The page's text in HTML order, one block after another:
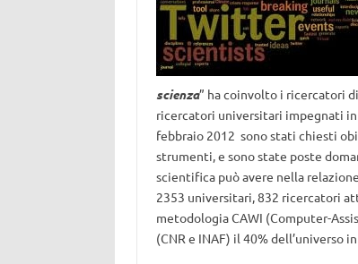
scienza” ha coinvolto i ricercatori
ricercatori universitari impegnati
febbraio 2012 sono stati chiesti
strumenti, e sono state poste
scientifica può avere nella
2353 universitari, 832 ricercatori
metodologia CAWI (Computer-
(CNR e INAF) il 40% dell’universo